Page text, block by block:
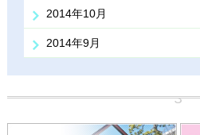
2014年10月
2014年9月